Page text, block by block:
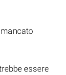
essere